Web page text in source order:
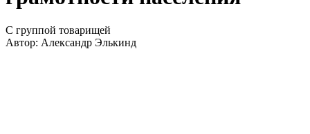
С группой товарищей
Автор: Александр Элькинд